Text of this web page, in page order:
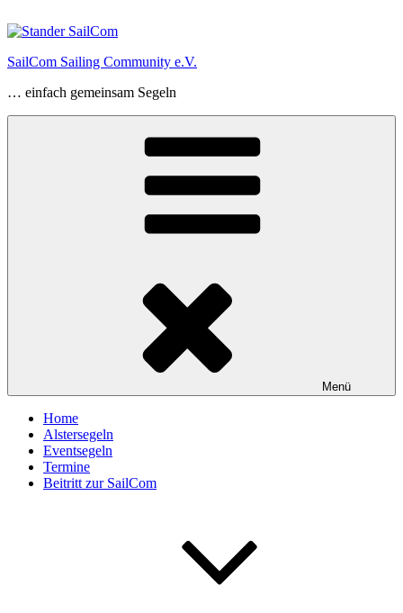
Inhalt
SailCom Sailing Community e.V.
… einfach gemeinsam Segeln
Menü
Home
Alstersegeln
Eventsegeln
Termine
Beitritt zur SailCom